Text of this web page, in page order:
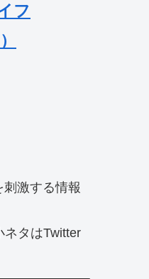
フ
激する情報
ネタはTwitter